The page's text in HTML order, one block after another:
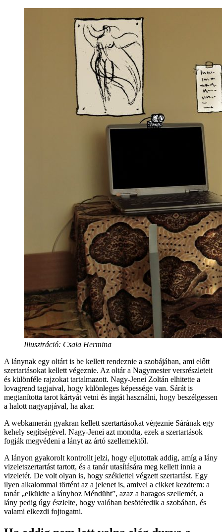
Illusztráció: Csala Hermina
A lánynak egy oltárt is be kellett rendeznie a szobájában, ami előtt
szertartásokat kellett végeznie. Az oltár a Nagymester versrészleteit
és különféle rajzokat tartalmazott. Nagy-Jenei Zoltán elhitette a
lovagrend tagjaival, hogy különleges képessége van. Sárát is
megtanította tarot kártyát vetni és ingát használni, hogy beszélgessen
a halott nagyapjával, ha akar.
A webkamerán gyakran kellett szertartásokat végeznie Sárának egy
kehely segítségével. Nagy-Jenei azt mondta, ezek a szertartások
fogják megvédeni a lányt az ártó szellemektől.
A lányon gyakorolt kontrollt jelzi, hogy eljutottak addig, amíg a lány
vizeletszertartást tartott, és a tanár utasítására meg kellett innia a
vizeletét. De volt olyan is, hogy széklettel végzett szertartást. Egy
ilyen alkalommal történt az a jelenet is, amivel a cikket kezdtem: a
tanár „elküldte a lányhoz Méndüht”, azaz a haragos szellemét, a
lány pedig úgy észlelte, hogy valóban besötétedik a szobában, és
valami elkezdi fojtogatni.